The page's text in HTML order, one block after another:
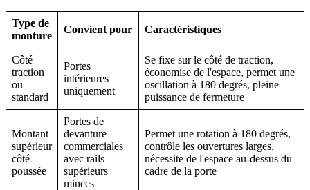
Type de
monture
Convient pour Caractéristiques
Côté
traction
ou
standard
Portes
intérieures
uniquement
Se fixe sur le côté de traction,
économise de l'espace, permet une
oscillation à 180 degrés, pleine
puissance de fermeture
Montant
supérieur
côté
poussée
Portes de
devanture
commerciales
avec rails
supérieurs
minces
Permet une rotation à 180 degrés,
contrôle les ouvertures larges,
nécessite de l'espace au-dessus du
cadre de la porte